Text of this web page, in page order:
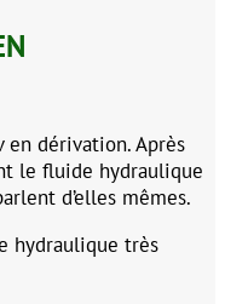
en dérivation. Après
le fluide hydraulique
d’elles mêmes.
hydraulique très